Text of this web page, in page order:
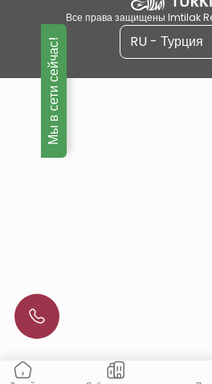
Все права защищены Imtilak
RU - Турция
Мы в сети сейчас!